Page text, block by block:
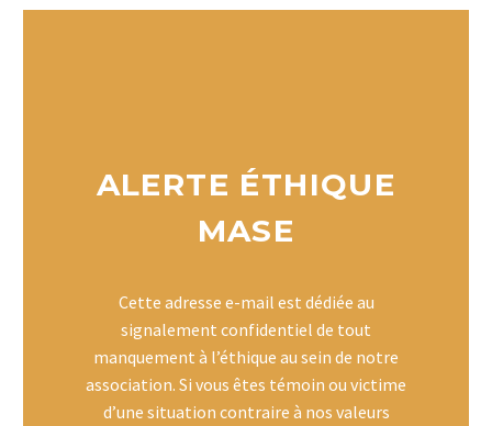
ALERTE ÉTHIQUE
MASE
Cette adresse e-mail est dédiée au
signalement confidentiel de tout
manquement à l’éthique au sein de notre
association. Si vous êtes témoin ou victime
d’une situation contraire à nos valeurs